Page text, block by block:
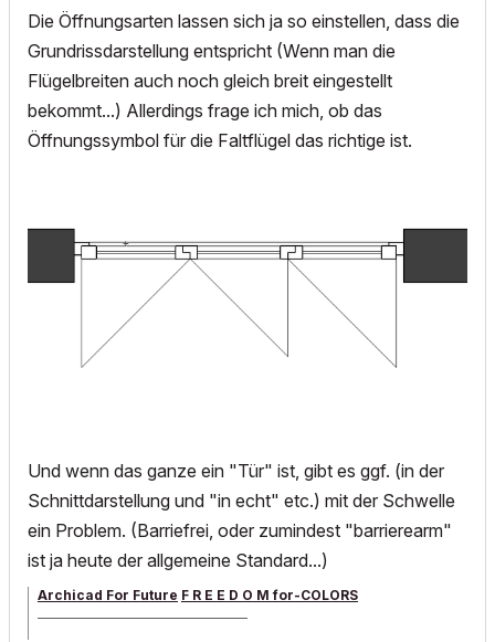
Die Öffnungsarten lassen sich ja so einstellen, dass die
Grundrissdarstellung entspricht (Wenn man die
Flügelbreiten auch noch gleich breit eingestellt
bekommt...) Allerdings frage ich mich, ob das
Öffnungssymbol für die Faltflügel das richtige ist.
Und wenn das ganze ein "Tür" ist, gibt es ggf. (in der
Schnittdarstellung und "in echt" etc.) mit der Schwelle
ein Problem. (Barriefrei, oder zumindest "barrierearm"
ist ja heute der allgemeine Standard...)
Archicad For Future F R E E D O M for-COLORS